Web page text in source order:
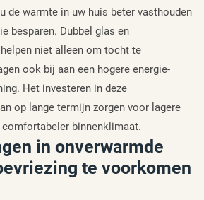
de warmte in uw huis beter vasthouden
besparen. Dubbel glas en
niet alleen om tocht te
ook bij aan een hogere energie-
Het investeren in deze
op lange termijn zorgen voor lagere
binnenklimaat.
in onverwarmde
te voorkomen